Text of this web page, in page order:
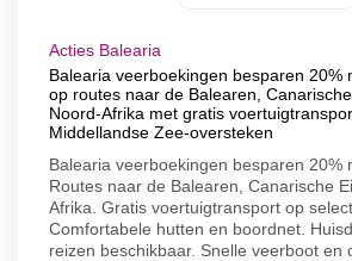
Acties Balearia
Balearia veerboekingen besparen 20%
op routes naar de Balearen,
Noord-Afrika met gratis
Middellandse Zee-oversteken
Balearia veerboekingen besparen 20%
Routes naar de Balearen, Canarische
Afrika. Gratis voertuigtransport op
Comfortabele hutten en boordnet.
reizen beschikbaar. Snelle veerboot en